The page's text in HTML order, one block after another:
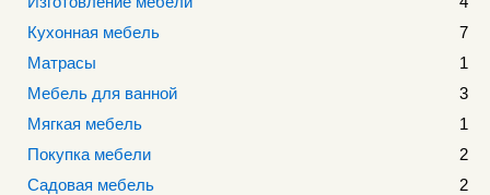
Кухонная мебель
7
Матрасы
1
Мебель для ванной
3
Мягкая мебель
1
Покупка мебели
2
Садовая мебель
2